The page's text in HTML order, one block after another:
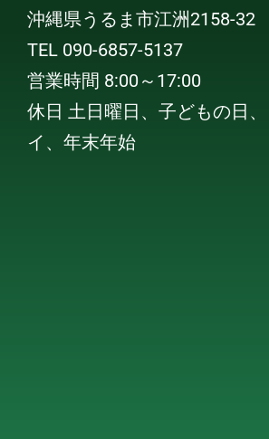
沖縄県うるま市江洲2158-32
TEL 090-6857-5137
営業時間 8:00～17:00
休日 土日曜日、子どもの日
イ、年末年始